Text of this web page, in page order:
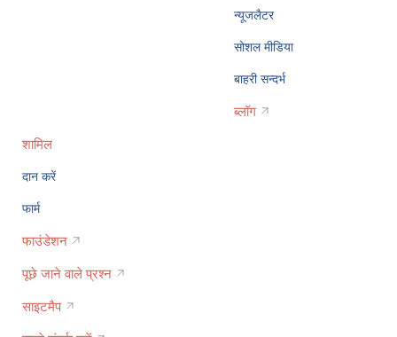
न्यूजलैटर
सोशल मीडिया
बाहरी सन्दर्भ
ब्लॉग
शामिल
दान करें
फार्म
फाउंडेशन
पूछे जाने वाले प्रश्न
साइटमैप